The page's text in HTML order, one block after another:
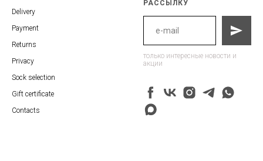
Delivery
Payment
Returns
Privacy
Sock selection
Gift certificate
Contacts
РАССЫЛКУ
только интересные новости и
акции